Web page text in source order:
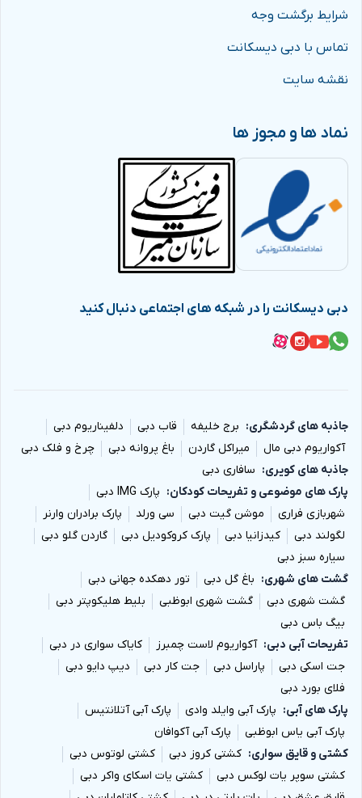
شرایط برگشت وجه
تماس با دبی دیسکانت
نقشه سایت
نماد ها و مجوز ها
دبی دیسکانت را در شبکه های اجتماعی دنبال کنید
جاذبه های گردشگری برج خلیفه قاب دبی
دلفیناریوم دبی
آکواریوم دبی مال
میراکل گاردن باغ پروانه دبی
چرخ و فلک دبی
جاذبه های کویری
سافاری دبی
پارک های موضوعی و تفریحات کودکان
پارک IMG دبی
شهربازی فراری
موشن گیت دبی سی ورلد
پارک برادران وارنر
لگولند دبی
کیدزانیا دبی پارک کروکودیل دبی
گاردن گلو دبی
سیاره سبز دبی
گشت های شهری
باغ گل دبی
تور دهکده جهانی دبی
گشت شهری دبی
گشت شهری ابوظبی
بلیط هلیکوپتر دبی
بیگ باس دبی
تفریحات آبی دبی
آکواریوم لاست چمبرز
کایاک سواری در دبی
جت اسکی دبی
پاراسل دبی جت کار دبی
دیپ دایو دبی
فلای بورد دبی
پارک های آبی
پارک آبی وایلد وادی
پارک آبی آتلانتیس
پارک آبی یاس ابوظبی
پارک آبی آکوافان
کشتی و قایق سواری
کشتی کروز دبی
کشتی لوتوس دبی
کشتی سوپر یات لوکس دبی
کشتی یات اسکای واکر دبی